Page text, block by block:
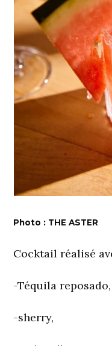
Photo : THE ASTER
Cocktail réalisé
-Téquila reposado,
-sherry,